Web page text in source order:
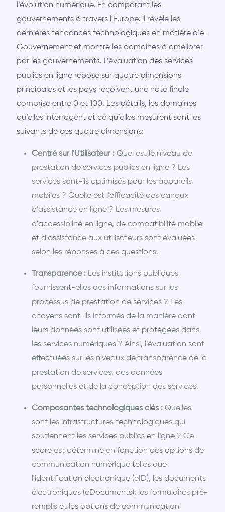
l’évolution numérique. En comparant les
gouvernements à travers l'Europe, il révèle les
dernières tendances technologiques en matière d'e-
Gouvernement et montre les domaines à améliorer
par les gouvernements. L’évaluation des services
publics en ligne repose sur quatre dimensions
principales et les pays reçoivent une note finale
comprise entre 0 et 100. Les détails, les domaines
qu’elles interrogent et ce qu’elles mesurent sont les
suivants de ces quatre dimensions:
Centré sur l'Utilisateur : Quel est le niveau de
prestation de services publics en ligne ? Les
services sont-ils optimisés pour les appareils
mobiles ? Quelle est l’efficacité des canaux
d’assistance en ligne ? Les mesures
d'accessibilité en ligne, de compatibilité mobile
et d'assistance aux utilisateurs sont évaluées
selon les réponses à ces questions.
Transparence : Les institutions publiques
fournissent-elles des informations sur les
processus de prestation de services ? Les
citoyens sont-ils informés de la manière dont
leurs données sont utilisées et protégées dans
les services numériques ? Ainsi, l’évaluation sont
effectuées sur les niveaux de transparence de la
prestation de services, des données
personnelles et de la conception des services.
Composantes technologiques clés : Quelles
sont les infrastructures technologiques qui
soutiennent les services publics en ligne ? Ce
score est déterminé en fonction des options de
communication numérique telles que
l'identification électronique (eID), les documents
électroniques (eDocuments), les formulaires pré-
remplis et les options de communication